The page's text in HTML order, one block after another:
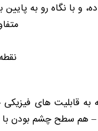
و با نگاه رو به
به قابلیت های
هم سطح چشم بودن